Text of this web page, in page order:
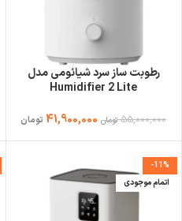
رطوبت ساز سرد شیائومی مدل
Humidifier 2 Lite
55,000,000 تومان 41,900,000 تومان
-11%
اتمام موجودی